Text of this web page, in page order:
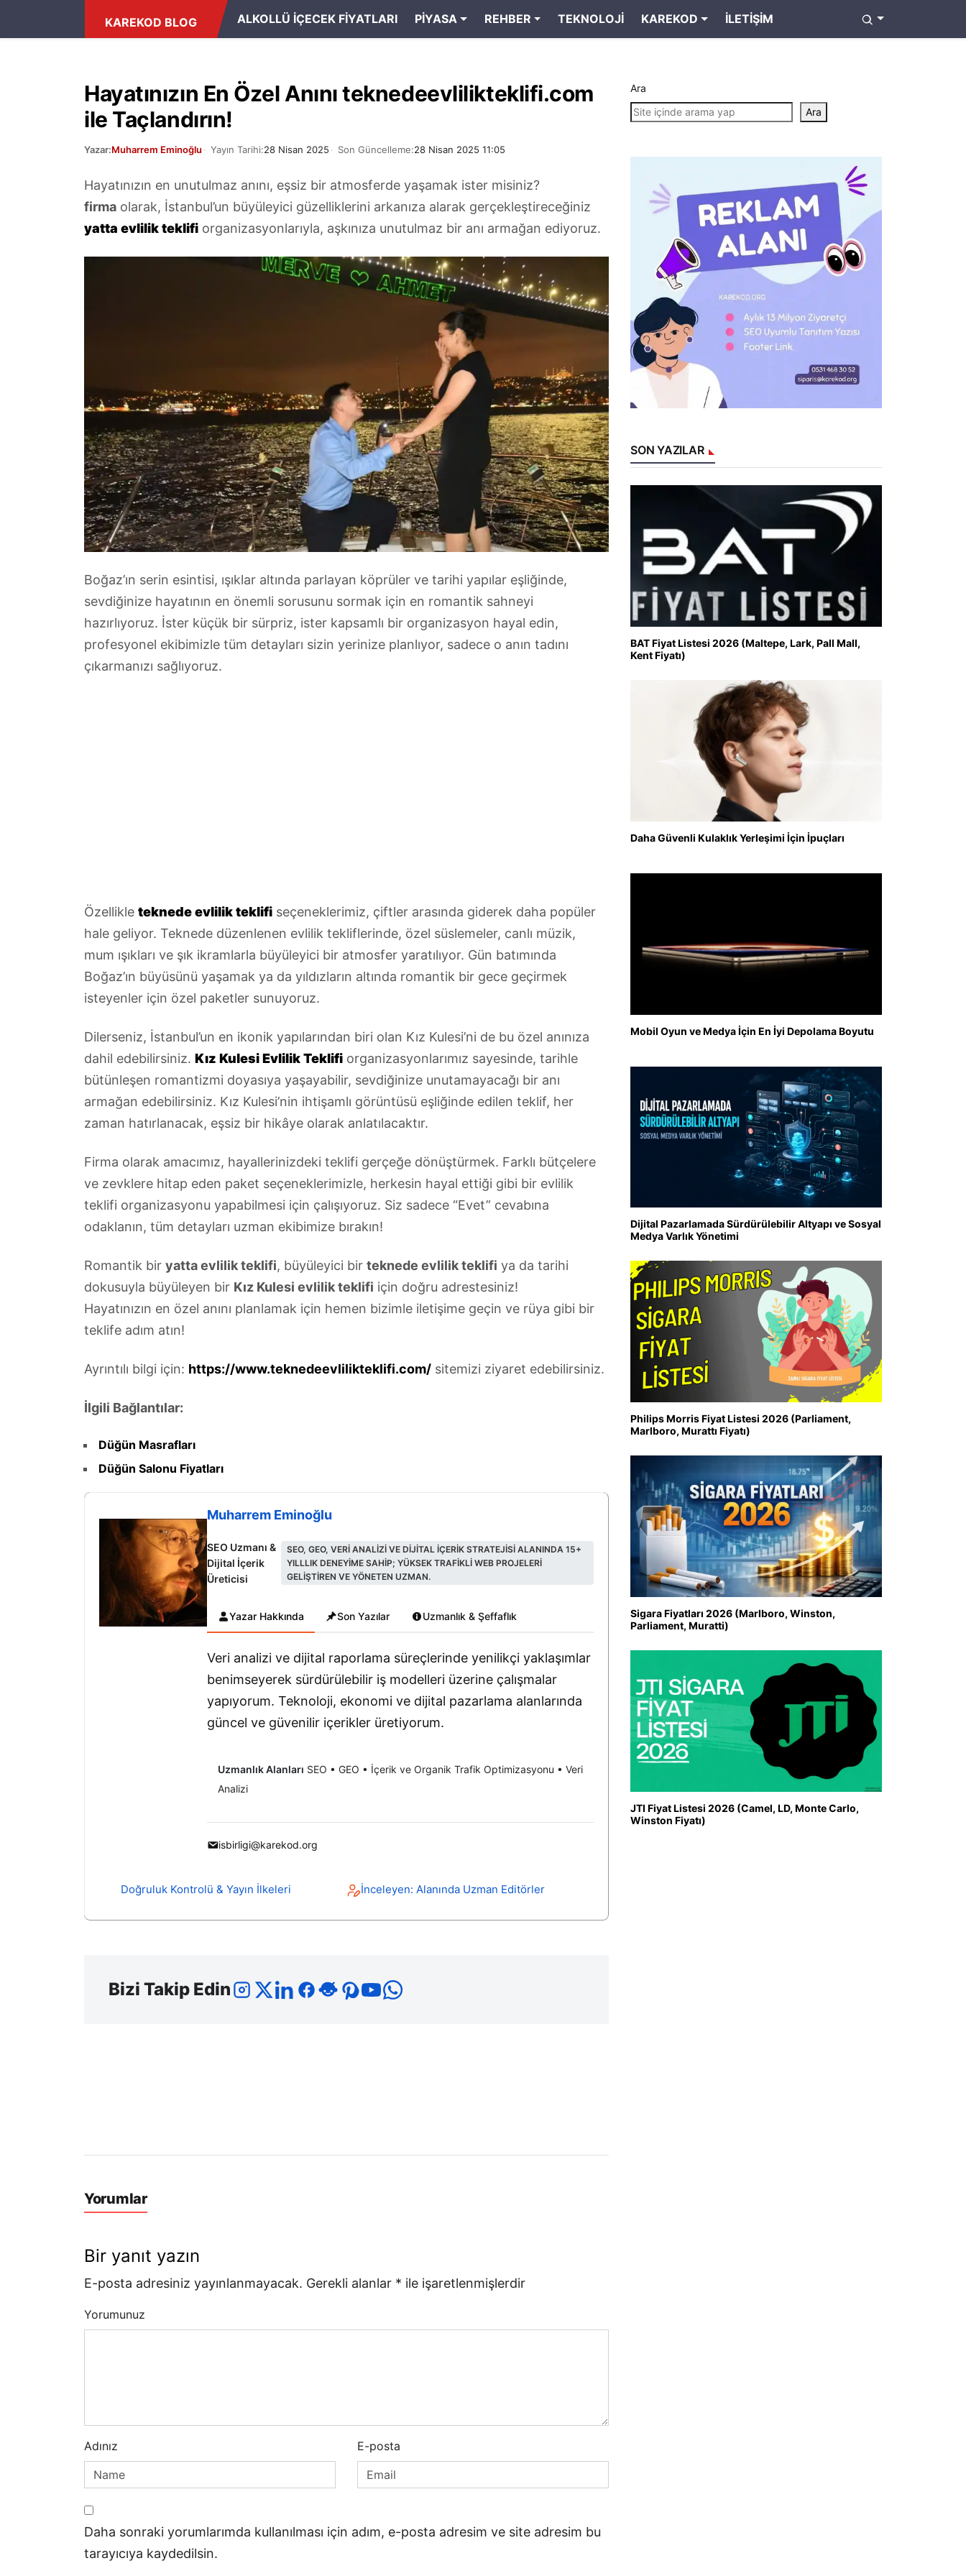
KAREKOD BLOG ALKOLLÜ İÇECEK FIYATLARI PIYASA REHBER TEKNOLOJI KAREKOD İLETIŞIM
Hayatınızın En Özel Anını teknedeevlilikteklifi.com
ile Taçlandırın!
Yazar:Muharrem Eminoğlu Yayın Tarihi:28 Nisan 2025 Son Güncelleme:28 Nisan 2025 11:05
Hayatınızın en unutulmaz anını, eşsiz bir atmosferde yaşamak ister misiniz?
firma olarak, İstanbul’un büyüleyici güzelliklerini arkanıza alarak gerçekleştireceğiniz
yatta evlilik teklifi organizasyonlarıyla, aşkınıza unutulmaz bir anı armağan ediyoruz.
Boğaz’ın serin esintisi, ışıklar altında parlayan köprüler ve tarihi yapılar eşliğinde,
sevdiğinize hayatının en önemli sorusunu sormak için en romantik sahneyi
hazırlıyoruz. İster küçük bir sürpriz, ister kapsamlı bir organizasyon hayal edin,
profesyonel ekibimizle tüm detayları sizin yerinize planlıyor, sadece o anın tadını
çıkarmanızı sağlıyoruz.
Özellikle teknede evlilik teklifi seçeneklerimiz, çiftler arasında giderek daha popüler
hale geliyor. Teknede düzenlenen evlilik tekliflerinde, özel süslemeler, canlı müzik,
mum ışıkları ve şık ikramlarla büyüleyici bir atmosfer yaratılıyor. Gün batımında
Boğaz’ın büyüsünü yaşamak ya da yıldızların altında romantik bir gece geçirmek
isteyenler için özel paketler sunuyoruz.
Dilerseniz, İstanbul’un en ikonik yapılarından biri olan Kız Kulesi’ni de bu özel anınıza
dahil edebilirsiniz. Kız Kulesi Evlilik Teklifi organizasyonlarımız sayesinde, tarihle
bütünleşen romantizmi doyasıya yaşayabilir, sevdiğinize unutamayacağı bir anı
armağan edebilirsiniz. Kız Kulesi’nin ihtişamlı görüntüsü eşliğinde edilen teklif, her
zaman hatırlanacak, eşsiz bir hikâye olarak anlatılacaktır.
Firma olarak amacımız, hayallerinizdeki teklifi gerçeğe dönüştürmek. Farklı bütçelere
ve zevklere hitap eden paket seçeneklerimizle, herkesin hayal ettiği gibi bir evlilik
teklifi organizasyonu yapabilmesi için çalışıyoruz. Siz sadece “Evet” cevabına
odaklanın, tüm detayları uzman ekibimize bırakın!
Romantik bir yatta evlilik teklifi, büyüleyici bir teknede evlilik teklifi ya da tarihi
dokusuyla büyüleyen bir Kız Kulesi evlilik teklifi için doğru adrestesiniz!
Hayatınızın en özel anını planlamak için hemen bizimle iletişime geçin ve rüya gibi bir
teklife adım atın!
Ayrıntılı bilgi için: https://www.teknedeevlilikteklifi.com/ sitemizi ziyaret edebilirsiniz.
İlgili Bağlantılar:
Düğün Masrafları
Düğün Salonu Fiyatları
Muharrem Eminoğlu
SEO Uzmanı &
Dijital İçerik
Üreticisi
SEO, GEO, VERI ANALIZI VE DIJITAL IÇERIK STRATEJISI ALANINDA 15+
YILLLIK DENEYIME SAHIP; YÜKSEK TRAFIKLI WEB PROJELERI
GELIŞTIREN VE YÖNETEN UZMAN.
Yazar Hakkında Son Yazılar Uzmanlık & Şeffaflık
Veri analizi ve dijital raporlama süreçlerinde yenilikçi yaklaşımlar
benimseyerek sürdürülebilir iş modelleri üzerine çalışmalar
yapıyorum. Teknoloji, ekonomi ve dijital pazarlama alanlarında
güncel ve güvenilir içerikler üretiyorum.
Uzmanlık Alanları SEO • GEO • İçerik ve Organik Trafik Optimizasyonu • Veri
Analizi
isbirligi@karekod.org
Doğruluk Kontrolü & Yayın İlkeleri İnceleyen: Alanında Uzman Editörler
Bizi Takip Edin
Ara
Ara
SON YAZILAR
BAT Fiyat Listesi 2026 (Maltepe, Lark, Pall Mall,
Kent Fiyatı)
Daha Güvenli Kulaklık Yerleşimi İçin İpuçları
Mobil Oyun ve Medya İçin En İyi Depolama Boyutu
Dijital Pazarlamada Sürdürülebilir Altyapı ve Sosyal
Medya Varlık Yönetimi
Philips Morris Fiyat Listesi 2026 (Parliament,
Marlboro, Murattı Fiyatı)
Sigara Fiyatları 2026 (Marlboro, Winston,
Parliament, Muratti)
JTI Fiyat Listesi 2026 (Camel, LD, Monte Carlo,
Winston Fiyatı)
Yorumlar
Bir yanıt yazın
E-posta adresiniz yayınlanmayacak. Gerekli alanlar * ile işaretlenmişlerdir
Yorumunuz
Adınız E-posta
Daha sonraki yorumlarımda kullanılması için adım, e-posta adresim ve site adresim bu
tarayıcıya kaydedilsin.